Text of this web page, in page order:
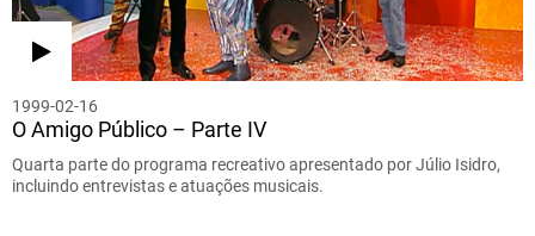
1999-02-16
O Amigo Público – Parte IV
Quarta parte do programa recreativo apresentado por Júlio Isidro,
incluindo entrevistas e atuações musicais.